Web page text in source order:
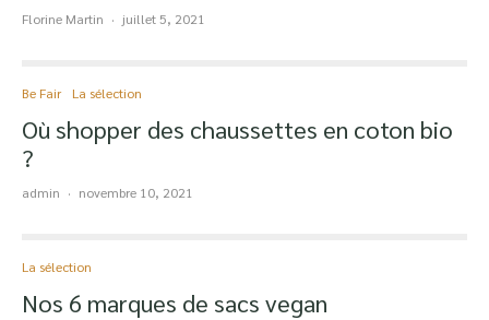
Florine Martin · juillet 5, 2021
Be Fair La sélection
Où shopper des chaussettes en coton bio
?
admin · novembre 10, 2021
La sélection
Nos 6 marques de sacs vegan